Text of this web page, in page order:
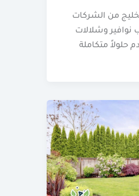
من الشركات
نوافير وشلالات
حلولاً متكاملة